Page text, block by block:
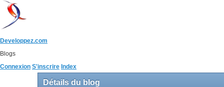
Developpez.com
Blogs
Connexion S'inscrire Index
Détails du blog